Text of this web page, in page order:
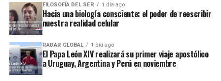
FILOSOFÍA DEL SER 1 día ago
Hacia una biología consciente: el poder de reescribir
nuestra realidad celular
RADAR GLOBAL 1 día ago
El Papa León XIV realizará su primer viaje apostólico
a Uruguay, Argentina y Perú en noviembre